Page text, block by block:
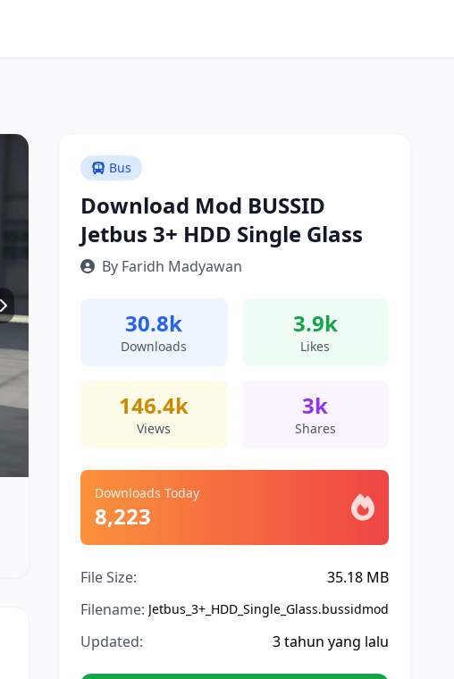
Bus
Download Mod BUSSID
Jetbus 3+ HDD Single Glass
By Faridh Madyawan
30.8k
Downloads
3.9k
Likes
146.4k
Views
3k
Shares
Downloads Today
8,223
File Size:
35.18 MB
Filename: Jetbus_3+_HDD_Single_Glass.bussidmod
Updated: 3 tahun yang lalu